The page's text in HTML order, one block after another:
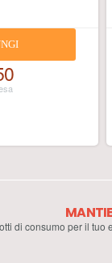
di consumo per il